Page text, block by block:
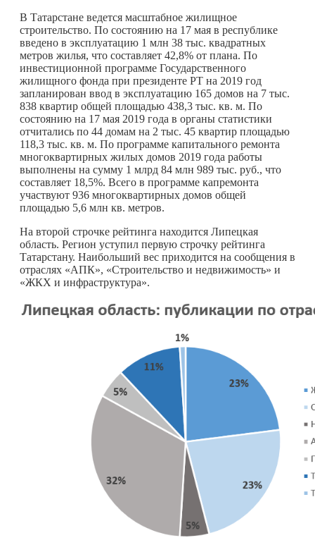
В Татарстане ведется масштабное жилищное
строительство. По состоянию на 17 мая в республике
введено в эксплуатацию 1 млн 38 тыс. квадратных
метров жилья, что составляет 42,8% от плана. По
инвестиционной программе Государственного
жилищного фонда при президенте РТ на 2019 год
запланирован ввод в эксплуатацию 165 домов на 7 тыс.
838 квартир общей площадью 438,3 тыс. кв. м. По
состоянию на 17 мая 2019 года в органы статистики
отчитались по 44 домам на 2 тыс. 45 квартир площадью
118,3 тыс. кв. м. По программе капитального ремонта
многоквартирных жилых домов 2019 года работы
выполнены на сумму 1 млрд 84 млн 989 тыс. руб., что
составляет 18,5%. Всего в программе капремонта
участвуют 936 многоквартирных домов общей
площадью 5,6 млн кв. метров.
На второй строчке рейтинга находится Липецкая
область. Регион уступил первую строчку рейтинга
Татарстану. Наибольший вес приходится на сообщения в
отраслях «АПК», «Строительство и недвижимость» и
«ЖКХ и инфраструктура».